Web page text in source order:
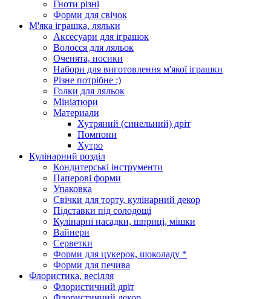
Гноти різні
Форми для свічок
М'яка іграшка, ляльки
Аксесуари для іграшок
Волосся для ляльок
Оченята, носики
Набори для виготовлення м'якої іграшки
Різне потрібне :)
Голки для ляльок
Мініатюри
Материали
Хутряний (синельний) дріт
Помпони
Хутро
Кулінарний розділ
Кондитерські інструменти
Паперові форми
Упаковка
Свічки для торту, кулінарний декор
Підставки під солодощі
Кулінарні насадки, шприці, мішки
Вайнери
Серветки
Форми для цукерок, шоколаду *
Форми для печива
Флористика, весілля
Флористичний дріт